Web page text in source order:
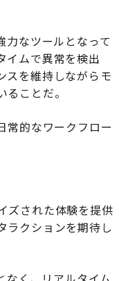
力なツールとなって
イムで異常を検出
スを維持しながらモ
ことだ。
常的なワークフロー
ズされた体験を提供
ラクションを期待し